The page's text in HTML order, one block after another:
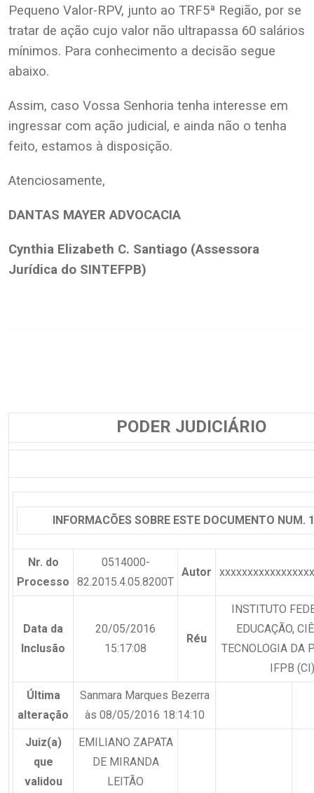
Pequeno Valor-RPV, junto ao TRF5ª Região, por se
tratar de ação cujo valor não ultrapassa 60 salários
mínimos. Para conhecimento a decisão segue
abaixo.
Assim, caso Vossa Senhoria tenha interesse em
ingressar com ação judicial, e ainda não o tenha
feito, estamos à disposição.
Atenciosamente,
DANTAS MAYER ADVOCACIA
Cynthia Elizabeth C. Santiago (Assessora
Jurídica do SINTEFPB)
PODER JUDICIÁRIO
INFORMACÕES SOBRE ESTE DOCUMENTO NUM.
Nr. do
Processo
0514000-
82.2015.4.05.8200T
Autor
Data da
Inclusão
20/05/2016
15:17:08
Réu
INSTITUTO
EDUCAÇÃO,
TECNOLOGIA DA
IFPB (CI)
Última
alteração
Sanmara Marques Bezerra
às 08/05/2016 18:14:10
Juiz(a)
que
validou
EMILIANO ZAPATA
DE MIRANDA
LEITÃO